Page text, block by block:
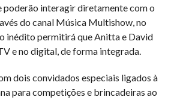
poderão interagir diretamente com o
do canal Música Multishow, no
inédito permitirá que Anitta e David
e no digital, de forma integrada.
dois convidados especiais ligados à
para competições e brincadeiras ao